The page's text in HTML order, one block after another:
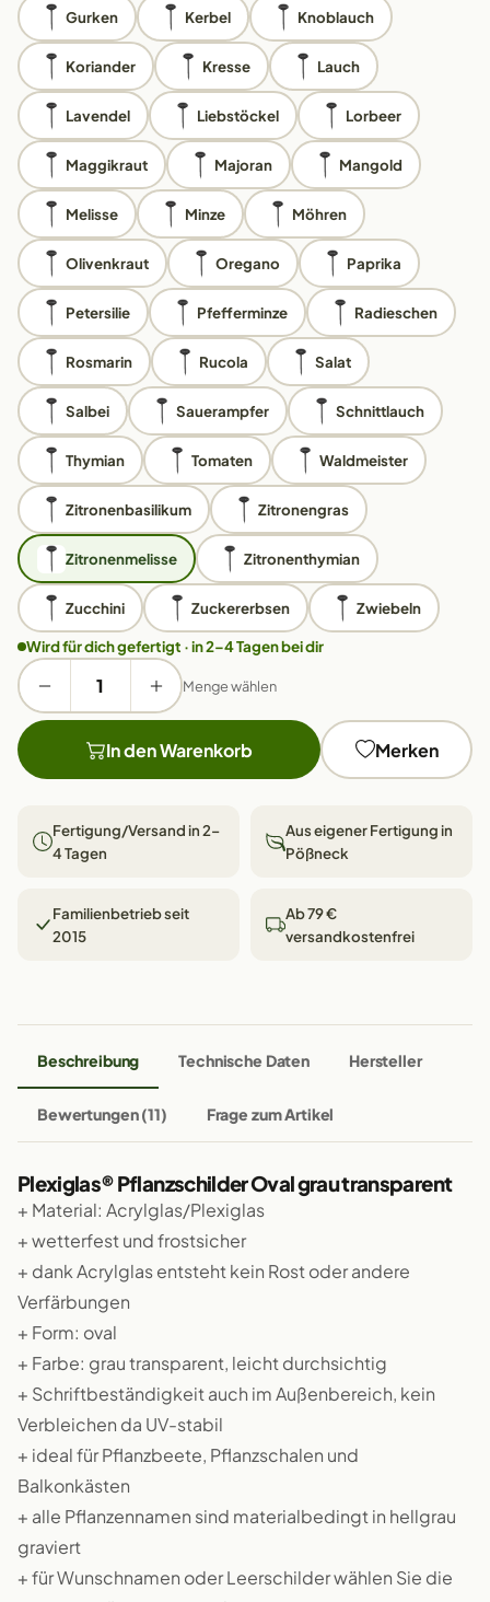
Gurken Kerbel Knoblauch
Koriander Kresse Lauch
Lavendel Liebstöckel Lorbeer
Maggikraut Majoran Mangold
Melisse Minze Möhren
Olivenkraut Oregano Paprika
Petersilie Pfefferminze Radieschen
Rosmarin Rucola Salat
Salbei Sauerampfer Schnittlauch
Thymian Tomaten Waldmeister
Zitronenbasilikum Zitronengras
Zitronenmelisse Zitronenthymian
Zucchini Zuckererbsen Zwiebeln
Wird für dich gefertigt · in 2–4 Tagen bei dir
Menge wählen
In den Warenkorb Merken
Fertigung/Versand in 2–
4 Tagen
Aus eigener Fertigung in
Pößneck
Familienbetrieb seit
2015
Ab 79 €
versandkostenfrei
Beschreibung Technische Daten Hersteller
Bewertungen (11) Frage zum Artikel
Plexiglas® Pflanzschilder Oval grau transparent
+ Material: Acrylglas/Plexiglas
+ wetterfest und frostsicher
+ dank Acrylglas entsteht kein Rost oder andere
Verfärbungen
+ Form: oval
+ Farbe: grau transparent, leicht durchsichtig
+ Schriftbeständigkeit auch im Außenbereich, kein
Verbleichen da UV-stabil
+ ideal für Pflanzbeete, Pflanzschalen und
Balkonkästen
+ alle Pflanzennamen sind materialbedingt in hellgrau
graviert
+ für Wunschnamen oder Leerschilder wählen Sie die